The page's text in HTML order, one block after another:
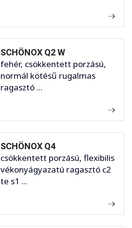
SCHÖNOX Q2 W
fehér, csökkentett porzású,
normál kötésű rugalmas
ragasztó ...
SCHÖNOX Q4
csökkentett porzású, flexibilis
vékonyágyazatú ragasztó c2
te s1 ...